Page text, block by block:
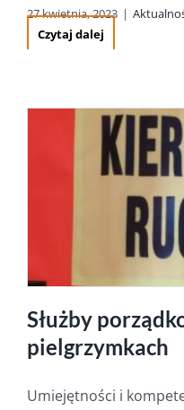
27 kwietnia, 2023 |
Czytaj dalej
Służby
pielgrzymkach
Umiejętności i